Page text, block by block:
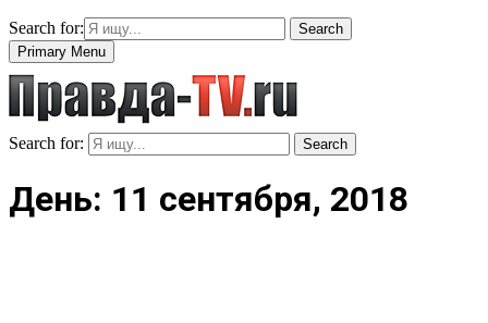
Search for:
Search
Primary Menu
Search for: Search
День: 11 сентября, 2018